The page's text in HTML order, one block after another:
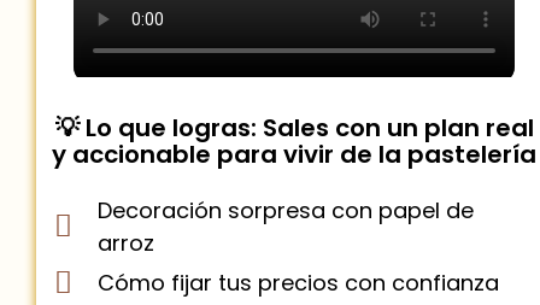
💡 Lo que logras: Sales con un plan real
y accionable para vivir de la pastelería
Decoración sorpresa con papel de
arroz
Cómo fijar tus precios con confianza